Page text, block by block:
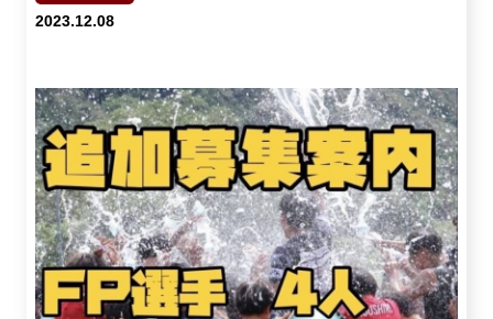
2023.12.08